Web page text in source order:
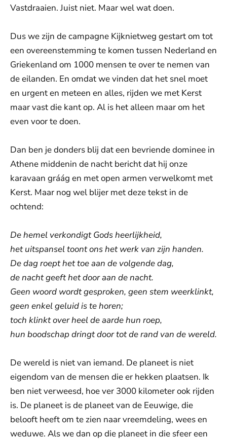
Vastdraaien. Juist niet. Maar wel wat doen.
Dus we zijn de campagne Kijknietweg gestart om tot
een overeenstemming te komen tussen Nederland en
Griekenland om 1000 mensen te over te nemen van
de eilanden. En omdat we vinden dat het snel moet
en urgent en meteen en alles, rijden we met Kerst
maar vast die kant op. Al is het alleen maar om het
even voor te doen.
Dan ben je donders blij dat een bevriende dominee in
Athene middenin de nacht bericht dat hij onze
karavaan gráág en met open armen verwelkomt met
Kerst. Maar nog wel blijer met deze tekst in de
ochtend:
De hemel verkondigt Gods heerlijkheid,
het uitspansel toont ons het werk van zijn handen.
De dag roept het toe aan de volgende dag,
de nacht geeft het door aan de nacht.
Geen woord wordt gesproken, geen stem weerklinkt,
geen enkel geluid is te horen;
toch klinkt over heel de aarde hun roep,
hun boodschap dringt door tot de rand van de wereld.
De wereld is niet van iemand. De planeet is niet
eigendom van de mensen die er hekken plaatsen. Ik
ben niet verweesd, hoe ver 3000 kilometer ook rijden
is. De planeet is de planeet van de Eeuwige, die
belooft heeft om te zien naar vreemdeling, wees en
weduwe. Als we dan op die planeet in die sfeer een